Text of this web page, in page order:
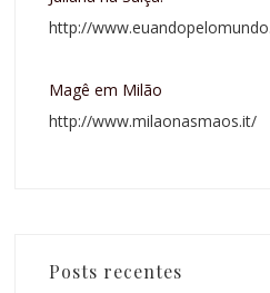
http://
Magê em Milão
http://www.milaonasmaos.it/
Posts recentes